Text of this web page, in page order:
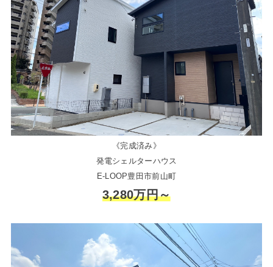
《完成済み》
発電シェルターハウス
E-LOOP豊田市前山町
3,280万円～